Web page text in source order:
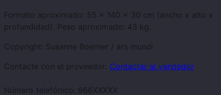
Formato aproximado: 55 x 140 x 30 cm (ancho x alto x
profundidad). Peso aproximado: 43 kg.
Copyright: Susanne Boerner / ars mundi
Contacte con el proveedor: Contactar al vendedor
Número telefónico: 966XXXXX